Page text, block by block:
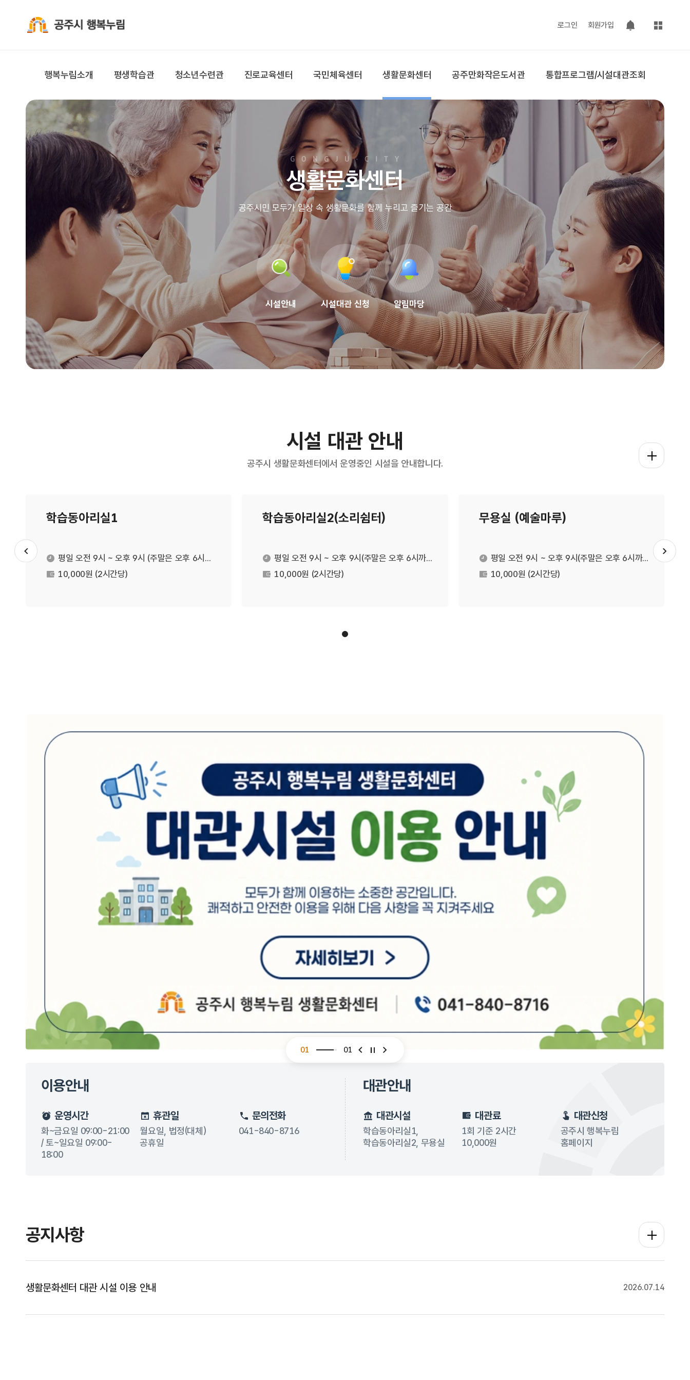
로그인 회원가입
팝업 열기
사이트맵
행복누림소개 평생학습관 청소년수련관 진로교육센터 국민체육센터 생활문화센터 공주만화작은도서관 통합프로그램/시설대관조회
생활문화센터
공주시민 모두가 일상 속 생활문화를 함께 누리고 즐기는 공간
시설안내 시설대관 신청 알림마당
시설 대관 안내
공주시 생활문화센터에서 운영중인 시설을 안내합니다.
학습동아리실1
운영시간
평일 오전 9시 ~ 오후 9시 (주말은 오후 6시까지)
대관료
10,000원 (2시간당)
학습동아리실2(소리쉼터)
운영시간
평일 오전 9시 ~ 오후 9시(주말은 오후 6시까지)
대관료
10,000원 (2시간당)
무용실 (예술마루)
운영시간
평일 오전 9시 ~ 오후 9시(주말은 오후 6시까지)
대관료
10,000원 (2시간당)
슬라이드 이전 슬라이
시설 대관 안내
01 01
슬라이드 이전
이용안내
운영시간
화~금요일 09:00-21:00
/ 토~일요일 09:00-
18:00
휴관일
월요일, 법정(대체)
공휴일
문의전화
041-840-8716
대관안내
대관시설
학습동아리실1,
학습동아리실2, 무용실
대관료
1회 기준 2시간
10,000원
대관신청
공주시 행복누림
홈페이지
공지사항
생활문화센터 대관 시설 이용 안내 2026.07.14
공지사항 더보